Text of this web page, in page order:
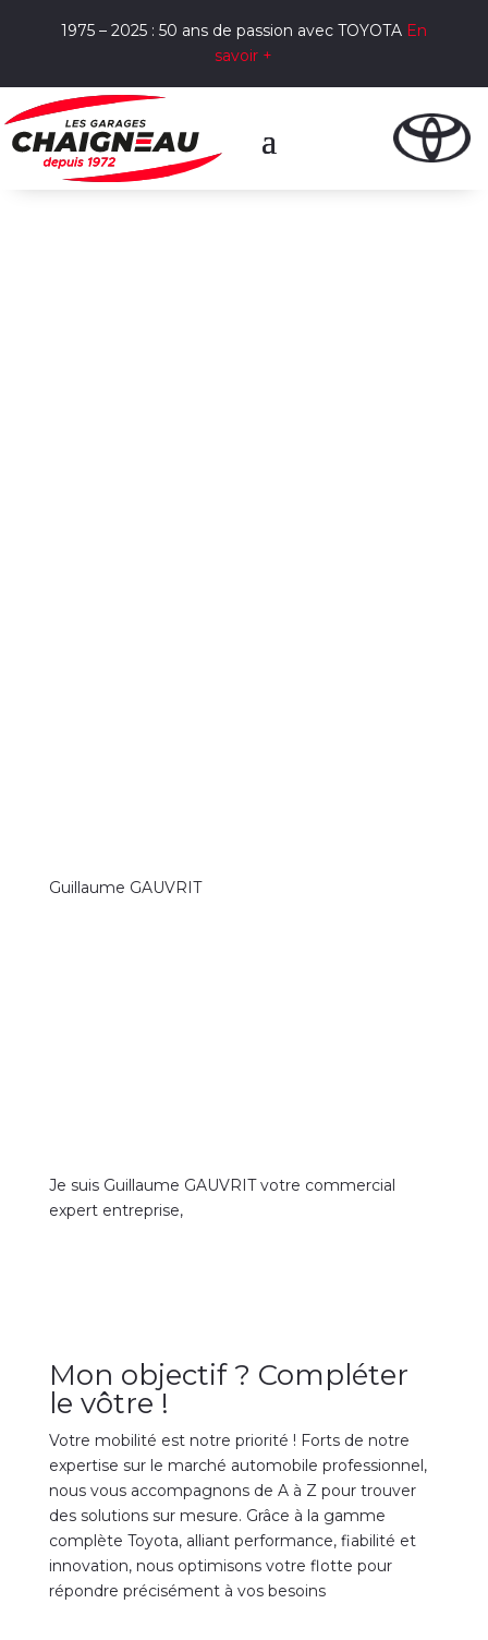
1975 – 2025 : 50 ans de passion avec TOYOTA En
savoir +
Guillaume GAUVRIT
Je suis Guillaume GAUVRIT votre commercial
expert entreprise,
Mon objectif ? Compléter
le vôtre !
Votre mobilité est notre priorité ! Forts de notre
expertise sur le marché automobile professionnel,
nous vous accompagnons de A à Z pour trouver
des solutions sur mesure. Grâce à la gamme
complète Toyota, alliant performance, fiabilité et
innovation, nous optimisons votre flotte pour
répondre précisément à vos besoins